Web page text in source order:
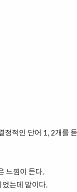
적인 단어 1, 2개를
느낌이 든다.
었는데 말이다.